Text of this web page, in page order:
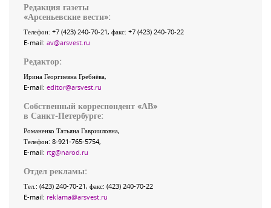
Редакция газеты
«Арсеньевские вести»:
Телефон: +7 (423) 240-70-21, факс: +7 (423) 240-70-22
E-mail: av@arsvest.ru
Редактор:
Ирина Георгиевна Гребнёва,
E-mail: editor@arsvest.ru
Собственный корреспондент «АВ»
в Санкт-Петербурге:
Романенко Татьяна Гаврииловна,
Телефон: 8-921-765-5754,
E-mail: rtg@narod.ru
Отдел рекламы:
Тел.: (423) 240-70-21, факс: (423) 240-70-22
E-mail: reklama@arsvest.ru